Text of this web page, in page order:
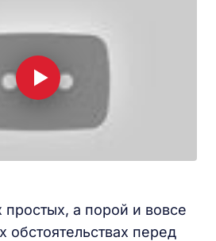
простых, а порой и вовсе
перед